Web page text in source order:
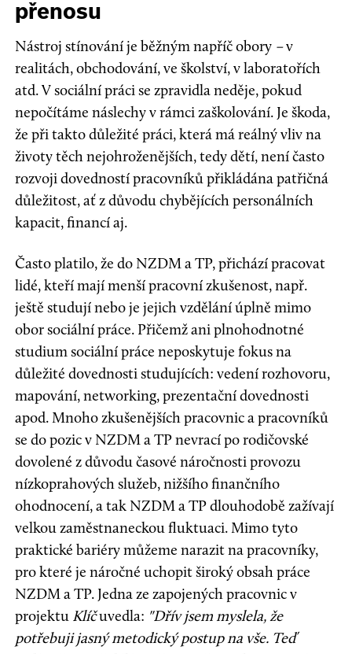
přenosu
Nástroj stínování je běžným napříč obory –v
realitách, obchodování, ve školství, v laboratořích
atd. V sociální práci se zpravidla neděje, pokud
nepočítáme náslechy v rámci zaškolování. Je škoda,
že při takto důležité práci, která má reálný vliv na
životy těch nejohroženějších, tedy dětí, není často
rozvoji dovedností pracovníků přikládána patřičná
důležitost, ať z důvodu chybějících personálních
kapacit, financí aj.
Často platilo, že do NZDM a TP, přichází pracovat
lidé, kteří mají menší pracovní zkušenost, např.
ještě studují nebo je jejich vzdělání úplně mimo
obor sociální práce. Přičemž ani plnohodnotné
studium sociální práce neposkytuje fokus na
důležité dovednosti studujících: vedení rozhovoru,
mapování, networking, prezentační dovednosti
apod. Mnoho zkušenějších pracovnic a pracovníků
se do pozic v NZDM a TP nevrací po rodičovské
dovolené z důvodu časové náročnosti provozu
nízkoprahových služeb, nižšího finančního
ohodnocení, a tak NZDM a TP dlouhodobě zažívají
velkou zaměstnaneckou fluktuaci. Mimo tyto
praktické bariéry můžeme narazit na pracovníky,
pro které je náročné uchopit široký obsah práce
NZDM a TP. Jedna ze zapojených pracovnic v
projektu Klíčuvedla: "Dřív jsem myslela, že
potřebuji jasný metodický postup na vše. Teď